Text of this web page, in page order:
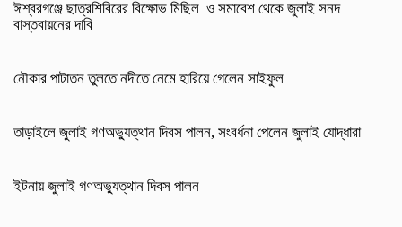
ঈশ্বরগঞ্জে ছাত্রশিবিরের বিক্ষোভ মিছিল ও সমাবেশ থেকে জুলাই সনদ
বাস্তবায়নের দাবি
নৌকার পাটাতন তুলতে নদীতে নেমে হারিয়ে গেলেন সাইফুল
তাড়াইলে জুলাই গণঅভ্যুত্থান দিবস পালন, সংবর্ধনা পেলেন জুলাই যোদ্ধারা
ইটনায় জুলাই গণঅভ্যুত্থান দিবস পালন